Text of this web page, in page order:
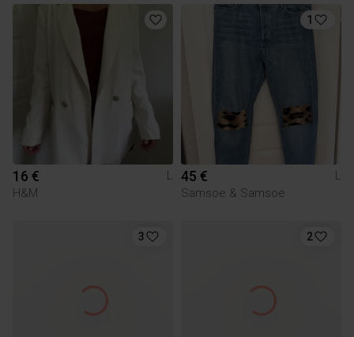
16 €
L
H&M
1
45 €
L
Samsoe & Samsoe
3 2